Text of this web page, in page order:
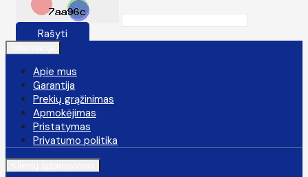
Rašyti
Apie mus
Garantija
Prekių grąžinimas
Apmokėjimas
Pristatymas
Privatumo politika